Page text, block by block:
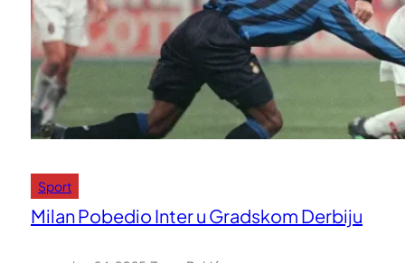
Sport
Milan Pobedio Inter u Gradskom Derbiju